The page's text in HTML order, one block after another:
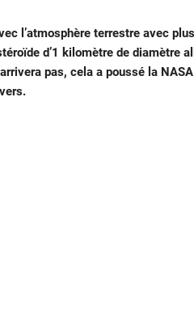
l’atmosphère terrestre avec
d’1 kilomètre de diamètre
pas, cela a poussé la